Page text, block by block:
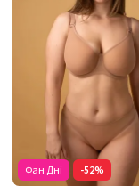
Фан Дні -52%